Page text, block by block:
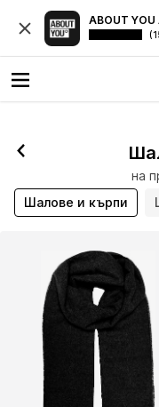
ABOUT YOU
на
Шалове и кърпи